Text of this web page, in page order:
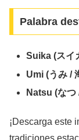
Palabra
Suika (スイ
Umi (うみ /
Natsu (なつ
¡Descarga este